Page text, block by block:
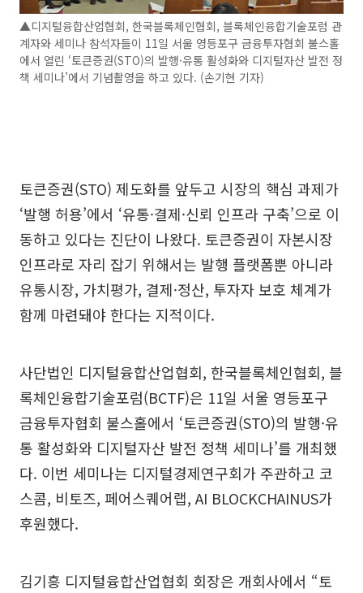
▲디지털융합산업협회, 한국블록체인협회, 블록체인융합기술포럼 관
계자와 세미나 참석자들이 11일 서울 영등포구 금융투자협회 불스홀
에서 열린 ‘토큰증권(STO)의 발행·유통 활성화와 디지털자산 발전 정
책 세미나’에서 기념촬영을 하고 있다. (손기현 기자)
토큰증권(STO) 제도화를 앞두고 시장의 핵심 과제가
‘발행 허용’에서 ‘유통·결제·신뢰 인프라 구축’으로 이
동하고 있다는 진단이 나왔다. 토큰증권이 자본시장
인프라로 자리 잡기 위해서는 발행 플랫폼뿐 아니라
유통시장, 가치평가, 결제·정산, 투자자 보호 체계가
함께 마련돼야 한다는 지적이다.
사단법인 디지털융합산업협회, 한국블록체인협회, 블
록체인융합기술포럼(BCTF)은 11일 서울 영등포구
금융투자협회 불스홀에서 ‘토큰증권(STO)의 발행·유
통 활성화와 디지털자산 발전 정책 세미나’를 개최했
다. 이번 세미나는 디지털경제연구회가 주관하고 코
스콤, 비토즈, 페어스퀘어랩, AI BLOCKCHAINUS가
후원했다.
김기흥 디지털융합산업협회 회장은 개회사에서 “토